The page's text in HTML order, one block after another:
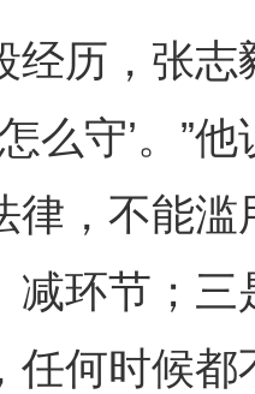
，张志
么守’。”
律，不能
减环节；
任何时候都